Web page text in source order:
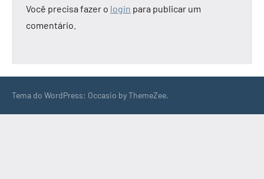
Você precisa fazer o login para publicar um
comentário.
Tema do WordPress: Occasio by ThemeZee.